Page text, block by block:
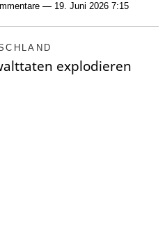
— 19. Juni 2026 7:15
explodieren